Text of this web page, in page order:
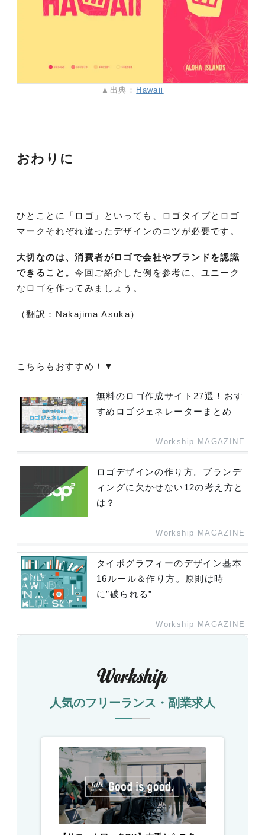
▲出典： Hawaii
おわりに
ひとことに「ロゴ」といっても、ロゴタイプとロゴ
マークそれぞれ違ったデザインのコツが必要です。
大切なのは、消費者がロゴで会社やブランドを認識
できること。今回ご紹介した例を参考に、ユニーク
なロゴを作ってみましょう。
（翻訳：Nakajima Asuka）
こちらもおすすめ！▼
無料のロゴ作成サイト27選！おす
すめロゴジェネレーターまとめ
Workship MAGAZINE
ロゴデザインの作り方。ブランデ
ィングに欠かせない12の考え方と
は？
Workship MAGAZINE
タイポグラフィーのデザイン基本
16ルール＆作り方。原則は時
に”破られる”
Workship MAGAZINE
人気のフリーランス・副業求人